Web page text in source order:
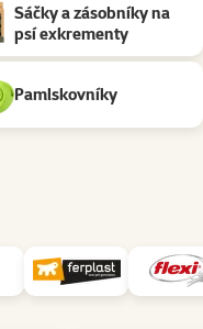
Sáčky a zásobníky na
psí exkrementy
Pamlskovníky